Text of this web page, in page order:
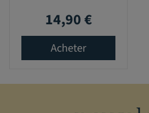
Prix
14,90 €
Acheter